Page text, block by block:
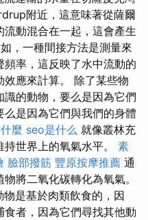
附近，這意味著從薩爾
動混合在一起，這會產生
，一種間接方法是測量來
率，這反映了水中流動的
應來計算。 除了某些物
的動物，要么是因為它們
是因為它們與我們的身體
麼 seo是什么 就像叢林充
世界上的氧氣水平。 素
臉部撥筋 豐原按摩推薦 通
將二氧化碳轉化為氧氣。
物是基於肉類飲食的，因
者，因為它們尋找其他動